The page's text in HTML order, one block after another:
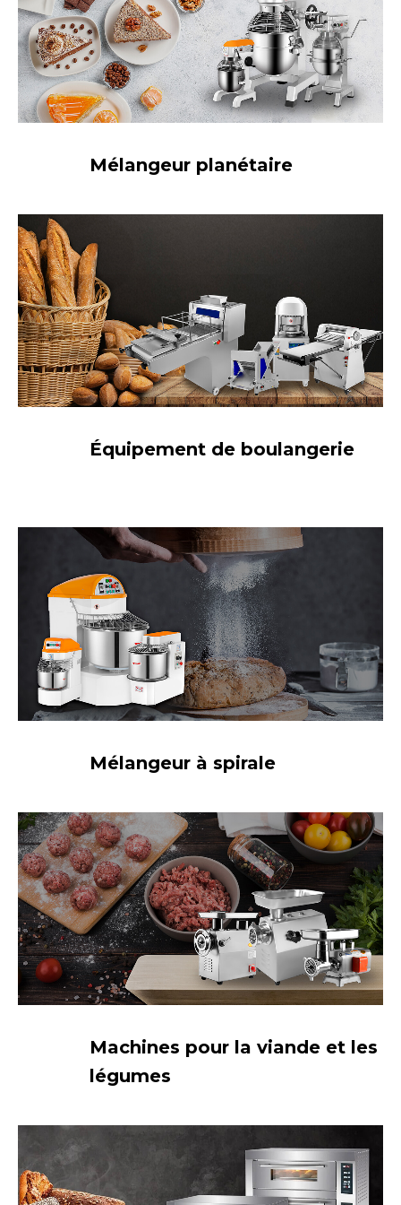
Mélangeur planétaire
Équipement de boulangerie
Mélangeur à spirale
Machines pour la viande et les
légumes